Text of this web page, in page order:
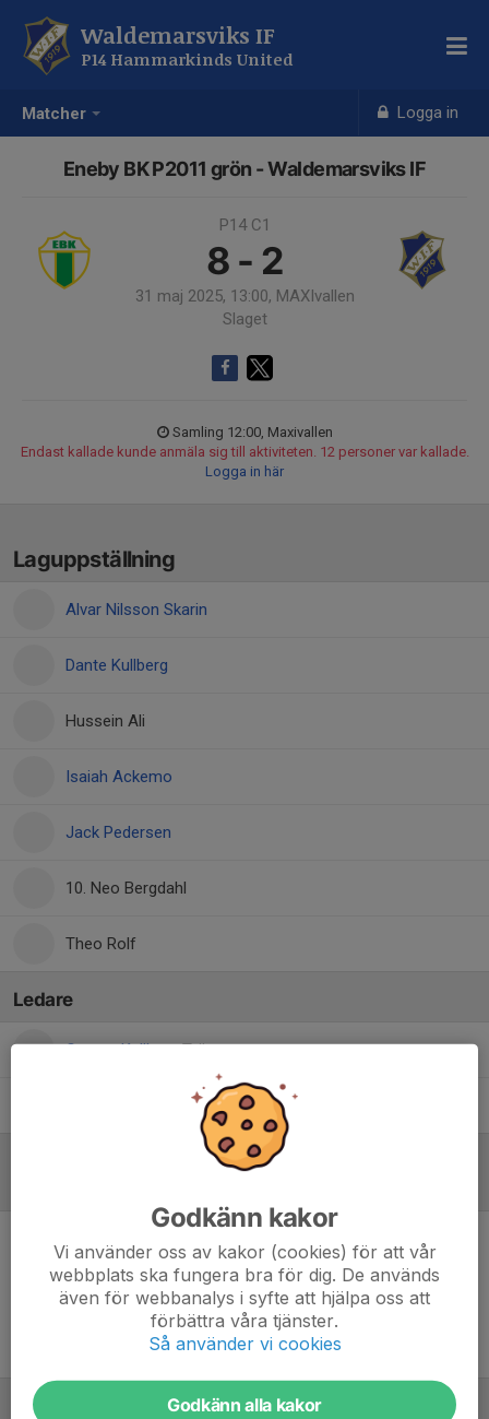
Matcher Logga in
Waldemarsviks IF
P14 Hammarkinds United
Eneby BK P2011 grön - Waldemarsviks IF
P14 C1
8 - 2
31 maj 2025, 13:00, MAXIvallen
Slaget
Samling 12:00, Maxivallen
Endast kallade kunde anmäla sig till aktiviteten. 12 personer var kallade.
Logga in här
Laguppställning
Alvar Nilsson Skarin
Dante Kullberg
Hussein Ali
Isaiah Ackemo
Jack Pedersen
10. Neo Bergdahl
Theo Rolf
Ledare
Casper KullbergTränare
Tränare/Ledare
Inget referat skrivet
Godkänn kakor
Vi använder oss av kakor (cookies) för att vår
webbplats ska fungera bra för dig. De används
även för webbanalys i syfte att hjälpa oss att
förbättra våra tjänster.
Så använder vi cookies
Godkänn alla kakor